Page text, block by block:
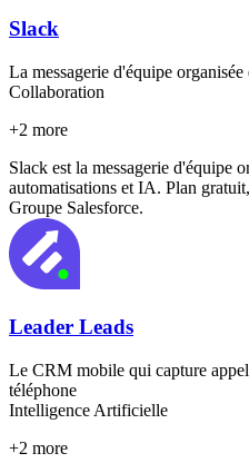
Slack
La messagerie d'équipe organisée
Collaboration
+2 more
Slack est la messagerie d'équipe
automatisations et IA. Plan
Groupe Salesforce.
Leader Leads
Le CRM mobile qui capture
téléphone
Intelligence Artificielle
+2 more